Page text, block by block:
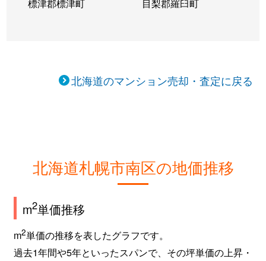
標津郡標津町 目梨郡羅臼町
北海道のマンション売却・査定に戻る
北海道札幌市南区の地価推移
m2単価推移
m2単価の推移を表したグラフです。
過去1年間や5年といったスパンで、その坪単価の上昇・